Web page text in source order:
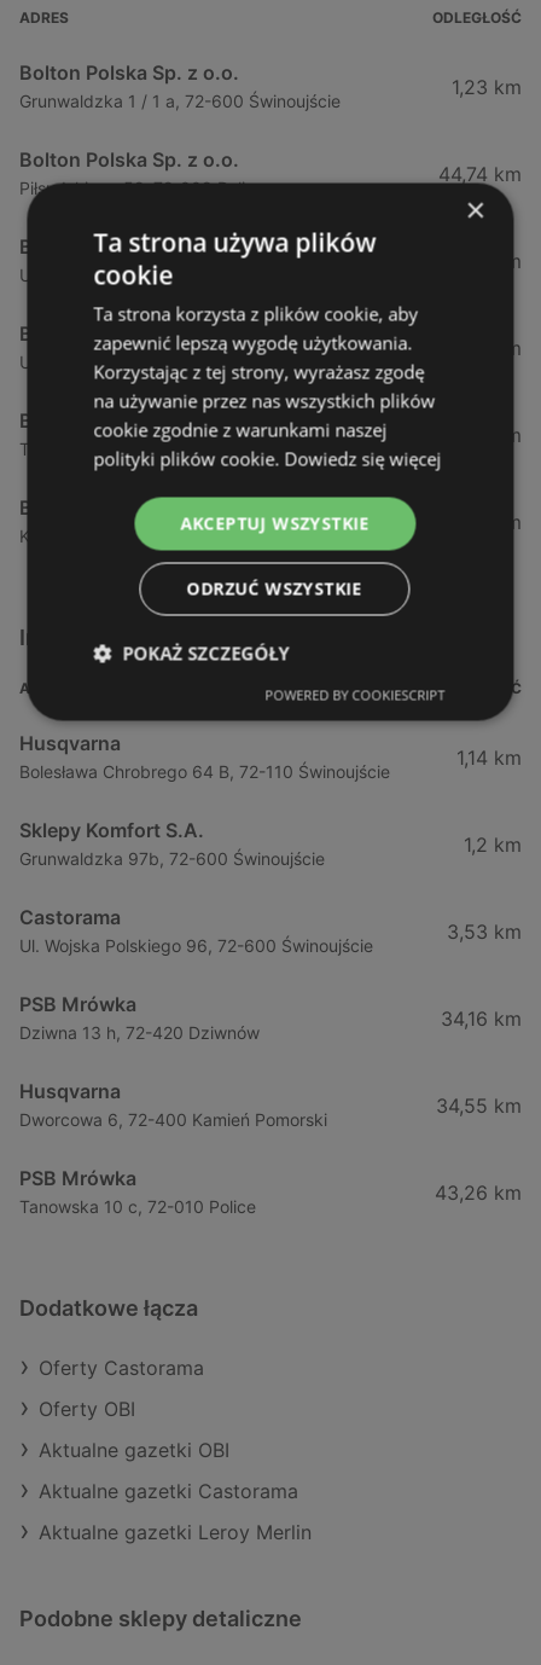
ADRES ODLEGŁOŚĆ
Bolton Polska Sp. z o.o.
Grunwaldzka 1 / 1 a, 72-600 Świnoujście
1,23 km
Bolton Polska Sp. z o.o.
Piłsudskiego 52, 72-009 Police
44,74 km
Bolton Polska Sp. z o.o.
Ul. Policka 11d, 71-837 Szczecin
50,17 km
Bolton Polska Sp. z o.o.
Ul. Modra 114, 71-220 Szczecin
51,53 km
Bolton Polska Sp. z o.o.
Tadeusza Zawadzkiego 143, 71-246 Szczecin
51,94 km
Bolton Polska Sp. z o.o.
Konstytucji 3 - go maja 6, 72-100 Goleniów
52,9 km
Inne sklepy Dla domu i dla ogrodu w pobliżu
ADRES ODLEGŁOŚĆ
Husqvarna
Bolesława Chrobrego 64 B, 72-110 Świnoujście
1,14 km
Sklepy Komfort S.A.
Grunwaldzka 97b, 72-600 Świnoujście
1,2 km
Castorama
Ul. Wojska Polskiego 96, 72-600 Świnoujście
3,53 km
PSB Mrówka
Dziwna 13 h, 72-420 Dziwnów
34,16 km
Husqvarna
Dworcowa 6, 72-400 Kamień Pomorski
34,55 km
PSB Mrówka
Tanowska 10 c, 72-010 Police
43,26 km
Dodatkowe łącza
Oferty Castorama
Oferty OBI
Aktualne gazetki OBI
Aktualne gazetki Castorama
Aktualne gazetki Leroy Merlin
Podobne sklepy detaliczne
×
Ta strona używa plików
cookie
Ta strona korzysta z plików cookie, aby
zapewnić lepszą wygodę użytkowania.
Korzystając z tej strony, wyrażasz zgodę
na używanie przez nas wszystkich plików
cookie zgodnie z warunkami naszej
polityki plików cookie. Dowiedz się więcej
AKCEPTUJ WSZYSTKIE
ODRZUĆ WSZYSTKIE
POKAŻ SZCZEGÓŁY
POWERED BY COOKIESCRIPT